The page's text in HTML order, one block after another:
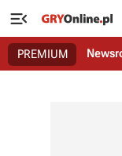

PREMIUM